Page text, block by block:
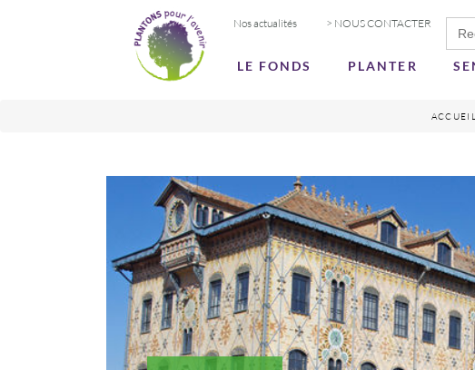
Nos actualités > NOUS CONTACTER
for:
LE FONDS PLANTER
ACCUEIL